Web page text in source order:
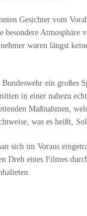
Gesichter vom
Atmosphäre
waren längst
ein großes
in einer nahezu
Maßnahmen,
was es heißt,
sich im Voraus
Dreh eines Filmes